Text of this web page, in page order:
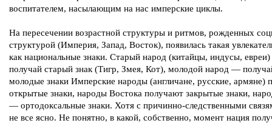
воспитателем, насылающим на нас имперские циклы.
На пересечении возрастной структуры и ритмов, рожденных
структурой (Империя, Запад, Восток), появилась такая
как национальные знаки. Старый народ (китайцы, индусы,
получай старый знак (Тигр, Змея, Кот), молодой народ —
молодые знаки Имперские народы (англичане, русские, армяне)
открытые знаки, народы Востока получают закрытые знаки,
— ортодоксальные знаки. Хотя с причинно-следственными
не все ясно. Не понятно, в какой, собственно, момент нация